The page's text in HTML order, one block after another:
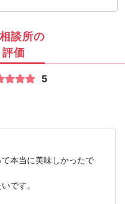
談所の
価
5
本当に美味しかったで
です。